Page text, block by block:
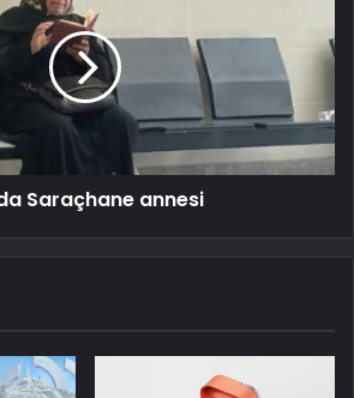
Saraçhane annesi